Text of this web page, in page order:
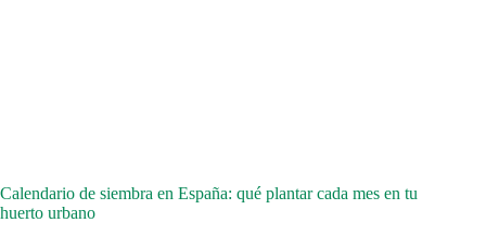
Calendario de siembra en España: qué plantar cada mes en tu
huerto urbano